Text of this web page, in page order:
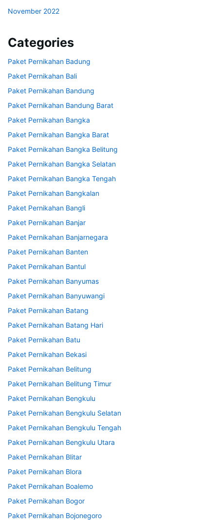
November 2022
Categories
Paket Pernikahan Badung
Paket Pernikahan Bali
Paket Pernikahan Bandung
Paket Pernikahan Bandung Barat
Paket Pernikahan Bangka
Paket Pernikahan Bangka Barat
Paket Pernikahan Bangka Belitung
Paket Pernikahan Bangka Selatan
Paket Pernikahan Bangka Tengah
Paket Pernikahan Bangkalan
Paket Pernikahan Bangli
Paket Pernikahan Banjar
Paket Pernikahan Banjarnegara
Paket Pernikahan Banten
Paket Pernikahan Bantul
Paket Pernikahan Banyumas
Paket Pernikahan Banyuwangi
Paket Pernikahan Batang
Paket Pernikahan Batang Hari
Paket Pernikahan Batu
Paket Pernikahan Bekasi
Paket Pernikahan Belitung
Paket Pernikahan Belitung Timur
Paket Pernikahan Bengkulu
Paket Pernikahan Bengkulu Selatan
Paket Pernikahan Bengkulu Tengah
Paket Pernikahan Bengkulu Utara
Paket Pernikahan Blitar
Paket Pernikahan Blora
Paket Pernikahan Boalemo
Paket Pernikahan Bogor
Paket Pernikahan Bojonegoro